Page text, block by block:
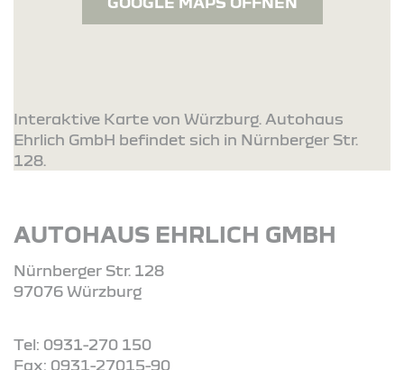
Interaktive Karte von Würzburg. Autohaus
Ehrlich GmbH befindet sich in Nürnberger Str.
128.
AUTOHAUS EHRLICH GMBH
Nürnberger Str. 128
97076 Würzburg
Tel: 0931-270 150
Fax: 0931-27015-90